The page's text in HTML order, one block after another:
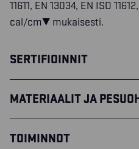
11611, EN 13034, EN ISO
cal/cm² mukaisesti.
SERTIFIOINNIT
MATERIAALIT JA
TOIMINNOT